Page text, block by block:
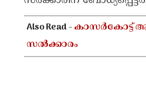
Also Read -കാസർകോട്ട്
സൽക്കാരം